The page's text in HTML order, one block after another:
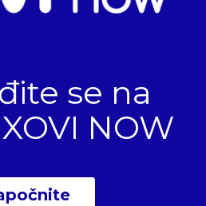
se na
XOVI NOW